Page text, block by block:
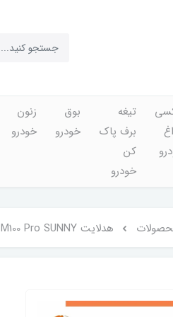
تیغه
برف پاک
کن
خودرو
بوق
خودرو
زنون
خودرو
هدلایت M100 Pro SUNNY برند لنزو2600K/3000K کلوین (آفتابی مایل ب مسی)